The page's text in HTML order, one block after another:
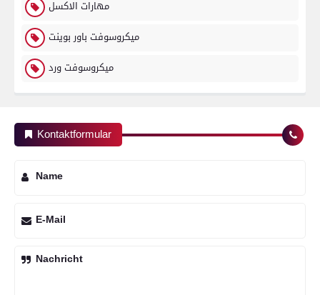
مهارات الاكسل
ميكروسوفت باور بوينت
ميكروسوفت ورد
Kontaktformular
Name
E-Mail
Nachricht